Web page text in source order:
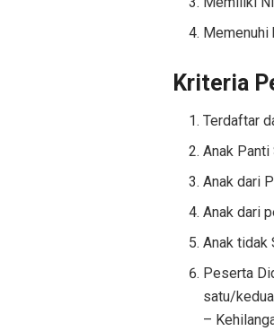
Memenuhi
Kriteria
Terdaftar
Anak
Anak dari
Anak dari
Anak tidak
Peserta
satu/
–